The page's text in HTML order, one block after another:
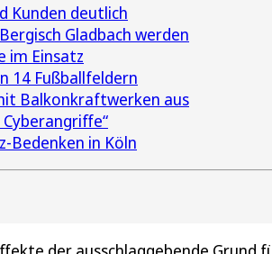
Kunden deutlich
Gladbach werden
im Einsatz
14 Fußballfeldern
Balkonkraftwerken aus
in Köln